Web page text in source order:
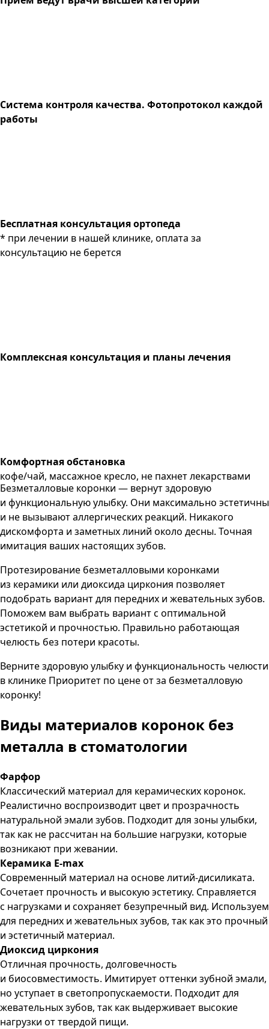
Система контроля качества. Фотопротокол каждой
работы
Бесплатная консультация ортопеда
* при лечении в нашей клинике, оплата за
консультацию не берется
Комплексная консультация и планы лечения
Комфортная обстановка
кофе/чай, массажное кресло, не пахнет лекарствами
Безметалловые коронки — вернут здоровую
и функциональную улыбку. Они максимально эстетичны
и не вызывают аллергических реакций. Никакого
дискомфорта и заметных линий около десны. Точная
имитация ваших настоящих зубов.
Протезирование безметалловыми коронками
из керамики или диоксида циркония позволяет
подобрать вариант для передних и жевательных зубов.
Поможем вам выбрать вариант с оптимальной
эстетикой и прочностью. Правильно работающая
челюсть без потери красоты.
Верните здоровую улыбку и функциональность челюсти
в клинике Приоритет по цене от за безметалловую
коронку!
Виды материалов коронок без
металла в стоматологии
Фарфор
Классический материал для керамических коронок.
Реалистично воспроизводит цвет и прозрачность
натуральной эмали зубов. Подходит для зоны улыбки,
так как не рассчитан на большие нагрузки, которые
возникают при жевании.
Керамика E-max
Современный материал на основе литий-дисиликата.
Сочетает прочность и высокую эстетику. Справляется
с нагрузками и сохраняет безупречный вид. Используем
для передних и жевательных зубов, так как это прочный
и эстетичный материал.
Диоксид циркония
Отличная прочность, долговечность
и биосовместимость. Имитирует оттенки зубной эмали,
но уступает в светопропускаемости. Подходит для
жевательных зубов, так как выдерживает высокие
нагрузки от твердой пищи.